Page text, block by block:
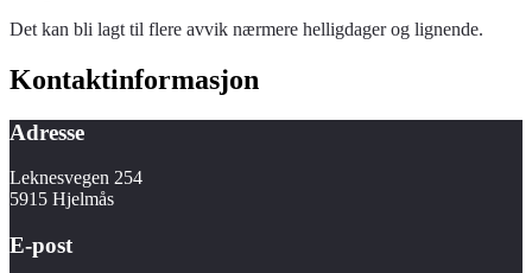
Det kan bli lagt til flere avvik nærmere helligdager og lignende.
Kontaktinformasjon
Adresse
Leknesvegen 254
5915 Hjelmås
E-post